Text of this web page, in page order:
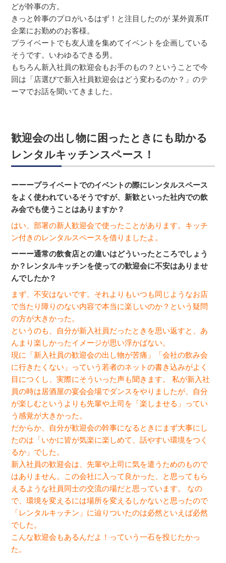
どが幹事の方。
きっと幹事のプロがいるはず！と注目したのが 某外資系IT
企業にお勤めのお客様。
プライベートでも友人達を集めてイベントを企画している
そうです。いわゆるできる男。
もちろん新入社員の歓迎会もお手のもの？ということで今
回は「店選びで新入社員歓迎会はどう変わるのか？」のテ
ーマでお話を聞いてきました。
歓迎会の出し物に困ったときにも助かる
レンタルキッチンスペース！
ーーープライベートでのイベントの際にレンタルスペース
をよく使われているそうですが、新歓といった社内での飲
み会でも使うことはありますか？
はい、部署の新人歓迎会で使ったことがあります。キッチ
ン付きのレンタルスペースを借りましたよ。
ーーー通常の飲食店との違いはどういったところでしょう
か？ レンタルキッチンを使っての歓迎会に不安はありませ
んでしたか？
まず、不安はないです。それよりもいつも同じようなお店
で当たり障りのない内容で本当に楽しいのか？という疑問
の方が大きかった。
というのも、自分が新入社員だったときを思い返すと、あ
んまり楽しかったイメージが思い浮かばない。
現に「新入社員の歓迎会の出し物が苦痛」「会社の飲み会
に行きたくない」っていう若者のネットの書き込みがよく
目につくし、実際にそういった声も聞きます。 私が新入社
員の時は居酒屋の宴会会場でダンスをやりましたが、自分
が楽しむというよりも先輩や上司を「楽しませる」ってい
う感覚が大きかった。
だからか、自分が歓迎会の幹事になるときにまず大事にし
たのは「いかに皆が気楽に楽しめて、話やすい環境をつく
るか」でした。
新入社員の歓迎会は、先輩や上司に気を遣うためのもので
はありません。この会社に入って良かった、と思ってもら
えるような社員同士の交流の場だと思っています。 なの
で、環境を変えるには場所を変えるしかないと思ったので
「レンタルキッチン」に辿りついたのは必然といえば必然
でした。
こんな歓迎会もあるんだよ！っていう一石を投じたかっ
た。